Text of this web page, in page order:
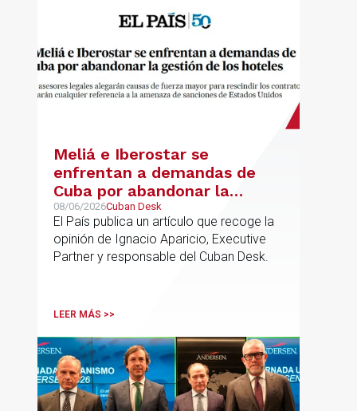
Meliá e Iberostar se
enfrentan a demandas de
Cuba por abandonar la
gestión de los hoteles
08/06/2026Cuban Desk
El País publica un artículo que recoge la
opinión de Ignacio Aparicio, Executive
Partner y responsable del Cuban Desk.
LEER MÁS >>